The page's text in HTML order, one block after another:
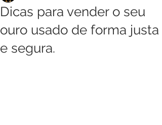
Dicas para vender o seu
ouro usado de forma justa
e segura.